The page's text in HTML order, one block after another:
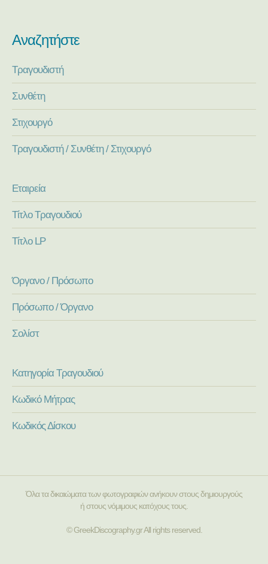
Αναζητήστε
Τραγουδιστή
Συνθέτη
Στιχουργό
Τραγουδιστή / Συνθέτη / Στιχουργό
Εταιρεία
Τίτλο Τραγουδιού
Τίτλο LP
Όργανο / Πρόσωπο
Πρόσωπο / Όργανο
Σολίστ
Κατηγορία Τραγουδιού
Κωδικό Μήτρας
Κωδικός Δίσκου
Όλα τα δικαιώματα των φωτογραφιών ανήκουν στους δημιουργούς
ή στους νόμιμους κατόχους τους.
© GreekDiscography.gr All rights reserved.